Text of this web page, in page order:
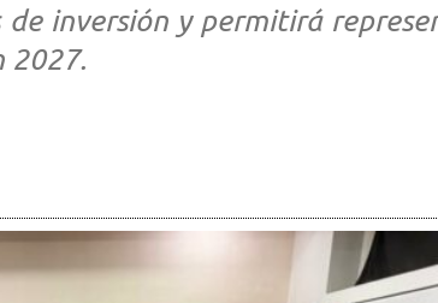
inversión y permitirá
2027.